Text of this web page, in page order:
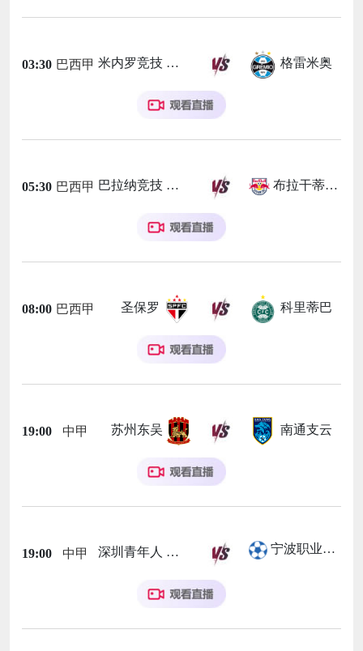
03:30 巴西甲 米内罗竞技 格雷米奥
05:30 巴西甲 巴拉纳竞技 布拉干蒂诺RB
08:00 巴西甲 圣保罗 科里蒂巴
19:00 中甲 苏州东吴 南通支云
19:00 中甲 深圳青年人 宁波职业足球俱乐部